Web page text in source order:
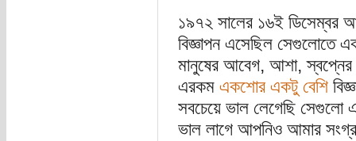
১৯৭২ সালের ১৬ই ডিসেম্বর
বিজ্ঞাপন এসেছিল সেগুলোতে
মানুষের আবেগ, আশা, স্বপ্নের
এরকম একশোর একটু বেশি
সবচেয়ে ভাল লেগেছি
ভাল লাগে আপনিও আমার